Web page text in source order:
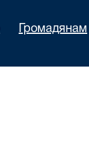
Громадянам